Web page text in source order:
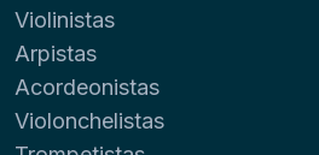
Violinistas
Arpistas
Acordeonistas
Violonchelistas